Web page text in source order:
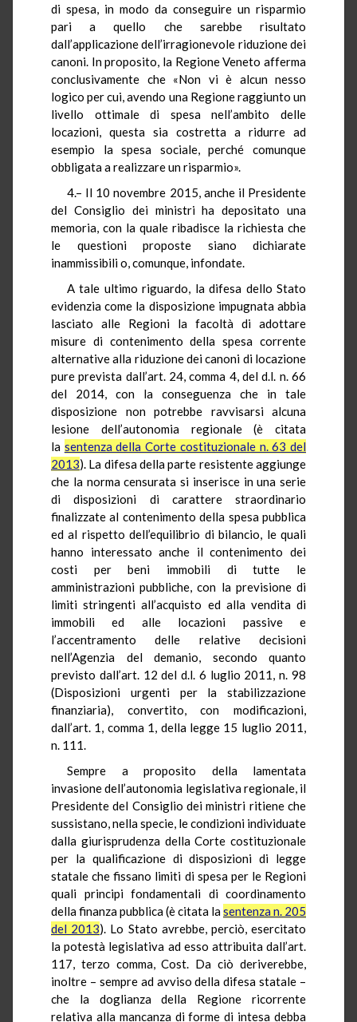
di spesa, in modo da conseguire un risparmio
pari a quello che sarebbe risultato
dall’applicazione dell’irragionevole riduzione dei
canoni. In proposito, la Regione Veneto afferma
conclusivamente che «Non vi è alcun nesso
logico per cui, avendo una Regione raggiunto un
livello ottimale di spesa nell’ambito delle
locazioni, questa sia costretta a ridurre ad
esempio la spesa sociale, perché comunque
obbligata a realizzare un risparmio».
4.– Il 10 novembre 2015, anche il Presidente
del Consiglio dei ministri ha depositato una
memoria, con la quale ribadisce la richiesta che
le questioni proposte siano dichiarate
inammissibili o, comunque, infondate.
A tale ultimo riguardo, la difesa dello Stato
evidenzia come la disposizione impugnata abbia
lasciato alle Regioni la facoltà di adottare
misure di contenimento della spesa corrente
alternative alla riduzione dei canoni di locazione
pure prevista dall’art. 24, comma 4, del d.l. n. 66
del 2014, con la conseguenza che in tale
disposizione non potrebbe ravvisarsi alcuna
lesione dell’autonomia regionale (è citata
la sentenza della Corte costituzionale n. 63 del
2013). La difesa della parte resistente aggiunge
che la norma censurata si inserisce in una serie
di disposizioni di carattere straordinario
finalizzate al contenimento della spesa pubblica
ed al rispetto dell’equilibrio di bilancio, le quali
hanno interessato anche il contenimento dei
costi per beni immobili di tutte le
amministrazioni pubbliche, con la previsione di
limiti stringenti all’acquisto ed alla vendita di
immobili ed alle locazioni passive e
l’accentramento delle relative decisioni
nell’Agenzia del demanio, secondo quanto
previsto dall’art. 12 del d.l. 6 luglio 2011, n. 98
(Disposizioni urgenti per la stabilizzazione
finanziaria), convertito, con modificazioni,
dall’art. 1, comma 1, della legge 15 luglio 2011,
n. 111.
Sempre a proposito della lamentata
invasione dell’autonomia legislativa regionale, il
Presidente del Consiglio dei ministri ritiene che
sussistano, nella specie, le condizioni individuate
dalla giurisprudenza della Corte costituzionale
per la qualificazione di disposizioni di legge
statale che fissano limiti di spesa per le Regioni
quali principi fondamentali di coordinamento
della finanza pubblica (è citata lasentenza n. 205
del 2013). Lo Stato avrebbe, perciò, esercitato
la potestà legislativa ad esso attribuita dall’art.
117, terzo comma, Cost. Da ciò deriverebbe,
inoltre – sempre ad avviso della difesa statale –
che la doglianza della Regione ricorrente
relativa alla mancanza di forme di intesa debba